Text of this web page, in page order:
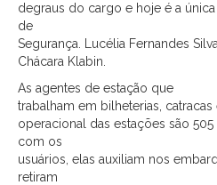
degraus do cargo e hoje é a
de
Segurança. Lucélia Fernandes
Chácara Klabin.
As agentes de estação que
trabalham em bilheterias,
operacional das estações são
com os
usuários, elas auxiliam nos
retiram